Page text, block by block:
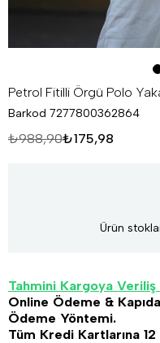
Petrol Fitilli Örgü Polo
Barkod 7277800362864
₺988,90₺175,98
Ürün
Tahmini Kargoya
Online Ödeme &
Ödeme Yöntemi.
Tüm Kredi Kartlarına